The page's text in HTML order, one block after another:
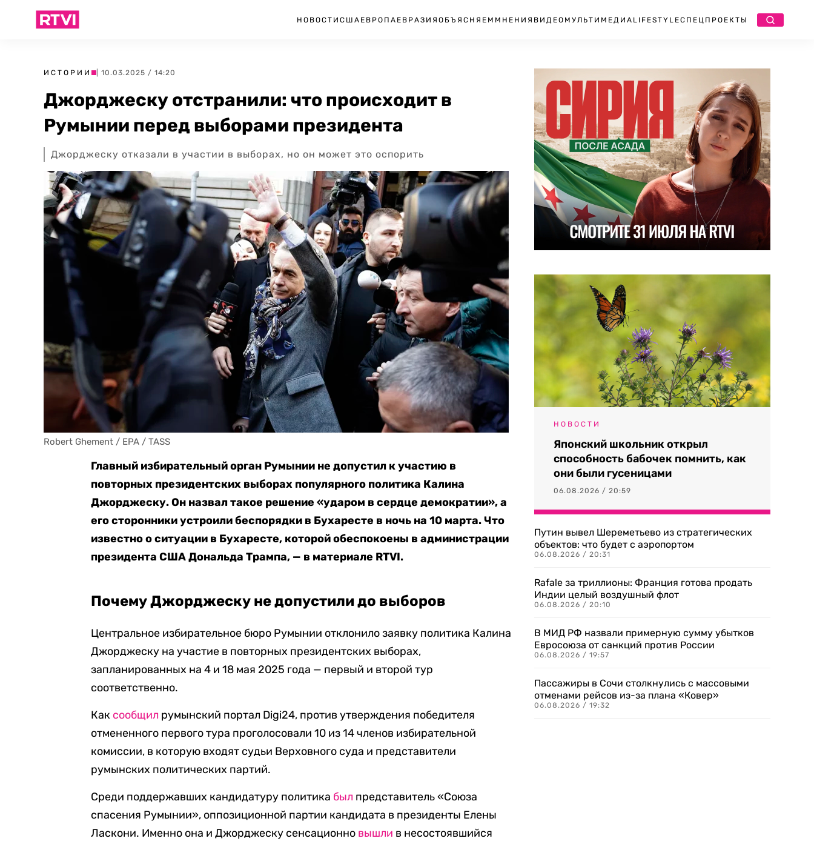
НОВОСТИ США ЕВРОПА ЕВРАЗИЯ ОБЪЯСНЯЕМ МНЕНИЯ ВИДЕО МУЛЬТИМЕДИА LIFESTYLEСПЕЦПРОЕКТЫ
ИСТОРИИ | 10.03.2025 / 14:20
Джорджеску отстранили: что происходит в
Румынии перед выборами президента
Джорджеску отказали в участии в выборах, но он может это оспорить
Robert Ghement / EPA / TASS
Главный избирательный орган Румынии не допустил к участию в
повторных президентских выборах популярного политика Калина
Джорджеску. Он назвал такое решение «ударом в сердце демократии», а
его сторонники устроили беспорядки в Бухаресте в ночь на 10 марта. Что
известно о ситуации в Бухаресте, которой обеспокоены в администрации
президента США Дональда Трампа, — в материале RTVI.
Почему Джорджеску не допустили до выборов
Центральное избирательное бюро Румынии отклонило заявку политика Калина
Джорджеску на участие в повторных президентских выборах,
запланированных на 4 и 18 мая 2025 года — первый и второй тур
соответственно.
Как сообщил румынский портал Digi24, против утверждения победителя
отмененного первого тура проголосовали 10 из 14 членов избирательной
комиссии, в которую входят судьи Верховного суда и представители
румынских политических партий.
Среди поддержавших кандидатуру политика был представитель «Союза
спасения Румынии», оппозиционной партии кандидата в президенты Елены
Ласкони. Именно она и Джорджеску сенсационно вышли в несостоявшийся
НОВОСТИ
Японский школьник открыл
способность бабочек помнить, как
они были гусеницами
06.08.2026 / 20:59
Путин вывел Шереметьево из стратегических
объектов: что будет с аэропортом
06.08.2026 / 20:31
Rafale за триллионы: Франция готова продать
Индии целый воздушный флот
06.08.2026 / 20:10
В МИД РФ назвали примерную сумму убытков
Евросоюза от санкций против России
06.08.2026 / 19:57
Пассажиры в Сочи столкнулись с массовыми
отменами рейсов из-за плана «Ковер»
06.08.2026 / 19:32